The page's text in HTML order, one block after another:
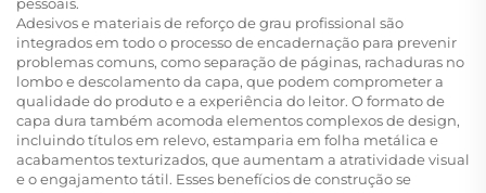
pessoais.
Adesivos e materiais de reforço de grau profissional são
integrados em todo o processo de encadernação para prevenir
problemas comuns, como separação de páginas, rachaduras no
lombo e descolamento da capa, que podem comprometer a
qualidade do produto e a experiência do leitor. O formato de
capa dura também acomoda elementos complexos de design,
incluindo títulos em relevo, estamparia em folha metálica e
acabamentos texturizados, que aumentam a atratividade visual
e o engajamento tátil. Esses benefícios de construção se